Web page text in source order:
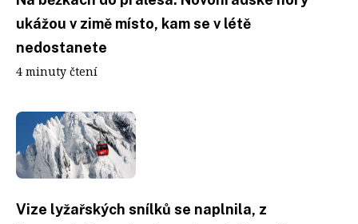
ukážou v zimě místo, kam se v létě
nedostanete
4 minuty čtení
Vize lyžařských snílků se naplnila, z